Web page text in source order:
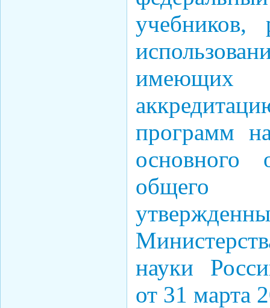
учебников,
имеющих
программ
основного
общего
науки
от 31 марта